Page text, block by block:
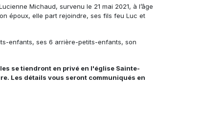
Michaud, survenu le 21 mai 2021, à l’âge
époux, elle part rejoindre, ses fils feu Luc et
enfants, ses 6 arrière-petits-enfants, son
se tiendront en privé en l'église Sainte-
Les détails vous seront communiqués en